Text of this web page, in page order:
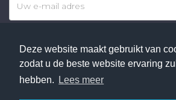
Deze website maakt gebruikt van
zodat u de beste website ervaring
hebben.
Lees meer
©2018 Online Museum de Bilt. Alle rechten